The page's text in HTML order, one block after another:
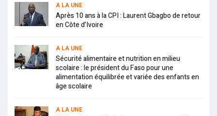
A LA UNE
Après 10 ans à la CPI : Laurent Gbagbo de retour
en Côte d’Ivoire
A LA UNE
Sécurité alimentaire et nutrition en milieu
scolaire : le président du Faso pour une
alimentation équilibrée et variée des enfants en
âge scolaire
A LA UNE